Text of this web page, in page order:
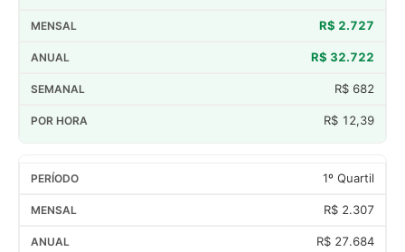
R$ 2.727
R$ 32.722
R$ 682
R$ 12,39
1º Quartil
R$ 2.307
R$ 27.684